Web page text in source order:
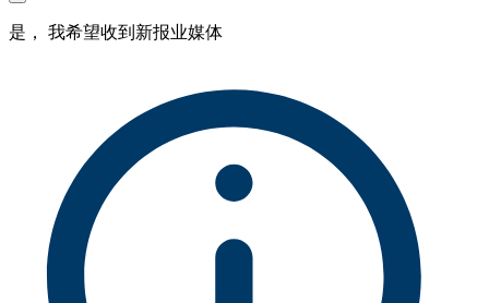
是， 我希望收到新报业媒体